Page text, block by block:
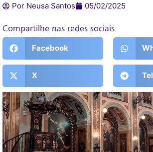
Por Neusa Santos 05/02/2025
Compartilhe nas redes sociais
Facebook
X